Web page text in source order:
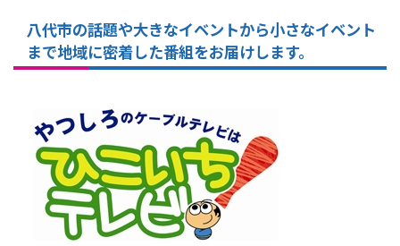
八代市の話題や大きなイベントから小さなイベント
まで地域に密着した番組をお届けします。